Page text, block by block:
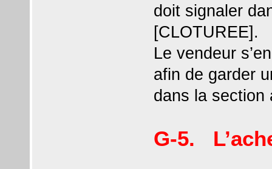
doit signaler
[CLOTUREE].
Le vendeur
afin de garder
dans la section
G-5.